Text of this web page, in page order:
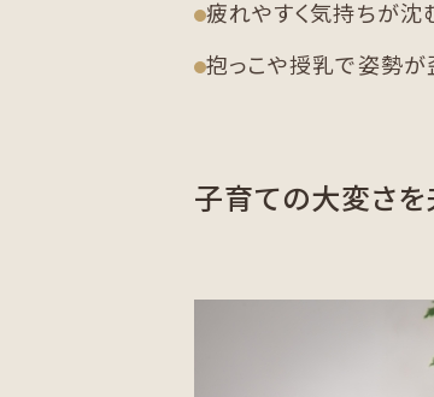
疲れやすく気持ちが沈
抱っこや授乳で姿勢が
子育ての大変さ